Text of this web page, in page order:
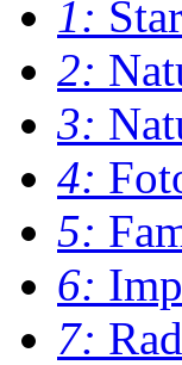
1:
2:
3:
4:
5:
6:
7: